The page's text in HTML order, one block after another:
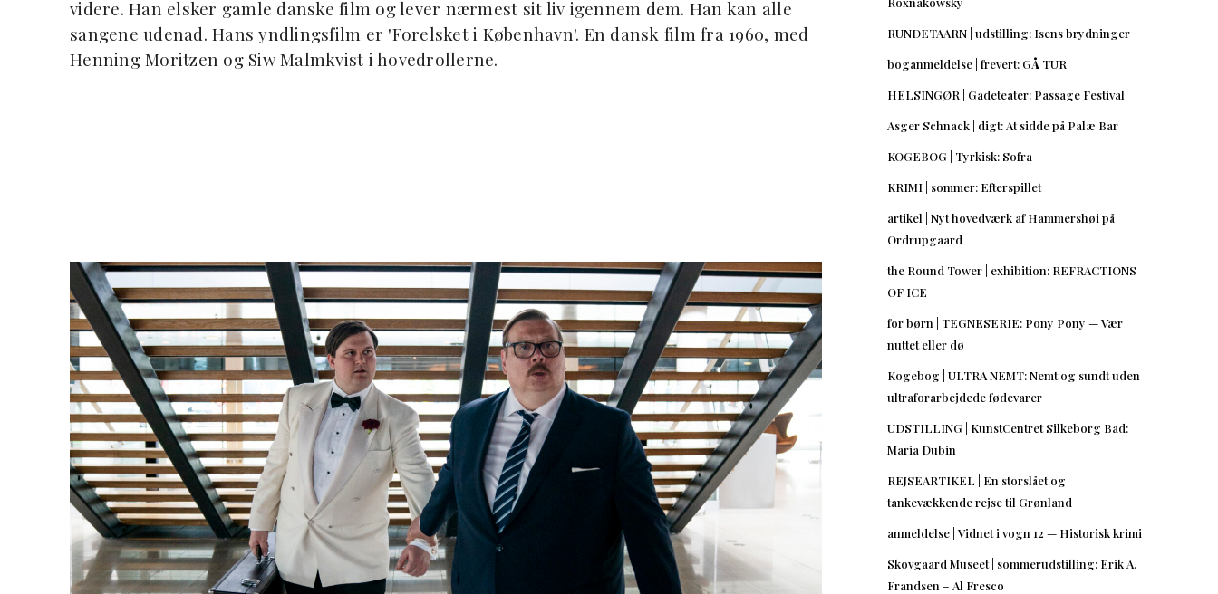
videre. Han elsker gamle danske film og lever nærmest sit liv igennem dem. Han kan alle
sangene udenad. Hans yndlingsfilm er 'Forelsket i København'. En dansk film fra 1960, med
Henning Moritzen og Siw Malmkvist i hovedrollerne.
RUNDETAARN | udstilling: Isens brydninger
boganmeldelse | frevert: GÅ TUR
HELSINGØR | Gadeteater: Passage Festival
Asger Schnack | digt: At sidde på Palæ Bar
KOGEBOG | Tyrkisk: Sofra
KRIMI | sommer: Efterspillet
artikel | Nyt hovedværk af Hammershøi på
Ordrupgaard
the Round Tower | exhibition: REFRACTIONS
OF ICE
for børn | TEGNESERIE: Pony Pony — Vær
nuttet eller dø
Kogebog | ULTRA NEMT: Nemt og sundt uden
ultraforarbejdede fødevarer
UDSTILLING | KunstCentret Silkeborg Bad:
Maria Dubin
REJSEARTIKEL | En storslået og
tankevækkende rejse til Grønland
anmeldelse | Vidnet i vogn 12 — Historisk krimi
Skovgaard Museet | sommerudstilling: Erik A.
Frandsen – Al Fresco